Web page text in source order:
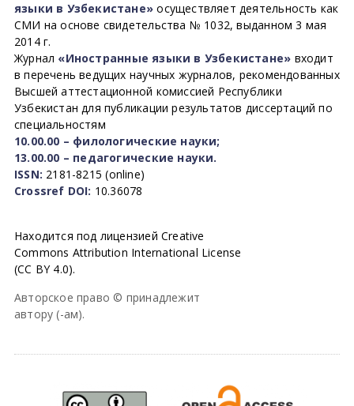
языки в Узбекистане» осуществляет деятельность как
СМИ на основе свидетельства № 1032, выданном 3 мая
2014 г.
Журнал «Иностранные языки в Узбекистане» входит
в перечень ведущих научных журналов, рекомендованных
Высшей аттестационной комиссией Республики
Узбекистан для публикации результатов диссертаций по
специальностям
10.00.00 – филологические науки;
13.00.00 – педагогические науки.
ISSN: 2181-8215 (online)
Crossref DOI: 10.36078
Находится под лицензией Creative
Commons Attribution International License
(CC BY 4.0).
Авторское право © принадлежит
автору (-ам).